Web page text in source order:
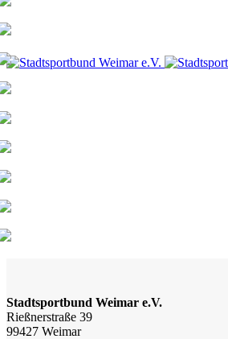
Stadtsportbund Weimar e.V.
Rießnerstraße 39
99427 Weimar